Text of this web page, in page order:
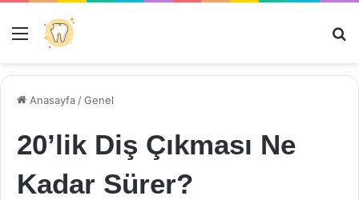
Menü
Anasayfa /Genel
20’lik Diş Çıkması Ne
Kadar Sürer?